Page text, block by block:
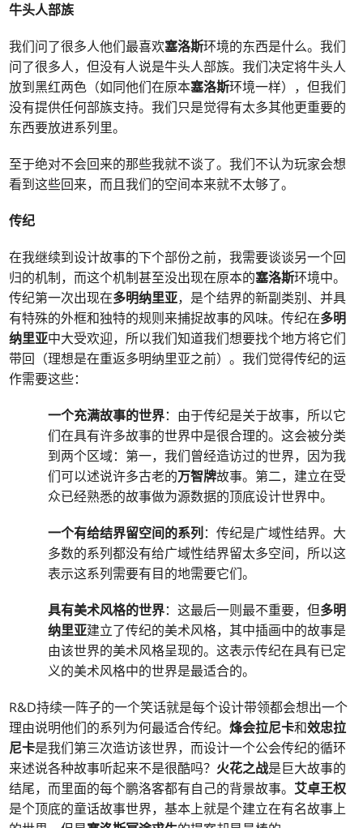
牛头人部族
我们问了很多人他们最喜欢塞洛斯环境的东西是什么。我们
问了很多人，但没有人说是牛头人部族。我们决定将牛头人
放到黑红两色（如同他们在原本塞洛斯环境一样），但我们
没有提供任何部族支持。我们只是觉得有太多其他更重要的
东西要放进系列里。
至于绝对不会回来的那些我就不谈了。我们不认为玩家会想
看到这些回来，而且我们的空间本来就不太够了。
传纪
在我继续到设计故事的下个部份之前，我需要谈谈另一个回
归的机制，而这个机制甚至没出现在原本的塞洛斯环境中。
传纪第一次出现在多明纳里亚，是个结界的新副类别、并具
有特殊的外框和独特的规则来捕捉故事的风味。传纪在多明
纳里亚中大受欢迎，所以我们知道我们想要找个地方将它们
带回（理想是在重返多明纳里亚之前）。我们觉得传纪的运
作需要这些：
一个充满故事的世界：由于传纪是关于故事，所以它
们在具有许多故事的世界中是很合理的。这会被分类
到两个区域：第一，我们曾经造访过的世界，因为我
们可以述说许多古老的万智牌故事。第二，建立在受
众已经熟悉的故事做为源数据的顶底设计世界中。
一个有给结界留空间的系列 ：传纪是广域性结界。大
多数的系列都没有给广域性结界留太多空间，所以这
表示这系列需要有目的地需要它们。
具有美术风格的世界：这最后一则最不重要，但多明
纳里亚建立了传纪的美术风格，其中插画中的故事是
由该世界的美术风格呈现的。这表示传纪在具有已定
义的美术风格中的世界是最适合的。
R&D持续一阵子的一个笑话就是每个设计带领都会想出一个
理由说明他们的系列为何最适合传纪。烽会拉尼卡和效忠拉
尼卡是我们第三次造访该世界，而设计一个公会传纪的循环
来述说各种故事听起来不是很酷吗？ 火花之战是巨大故事的
结尾，而里面的每个鹏洛客都有自己的背景故事。 艾卓王权
是个顶底的童话故事世界，基本上就是个建立在有名故事上